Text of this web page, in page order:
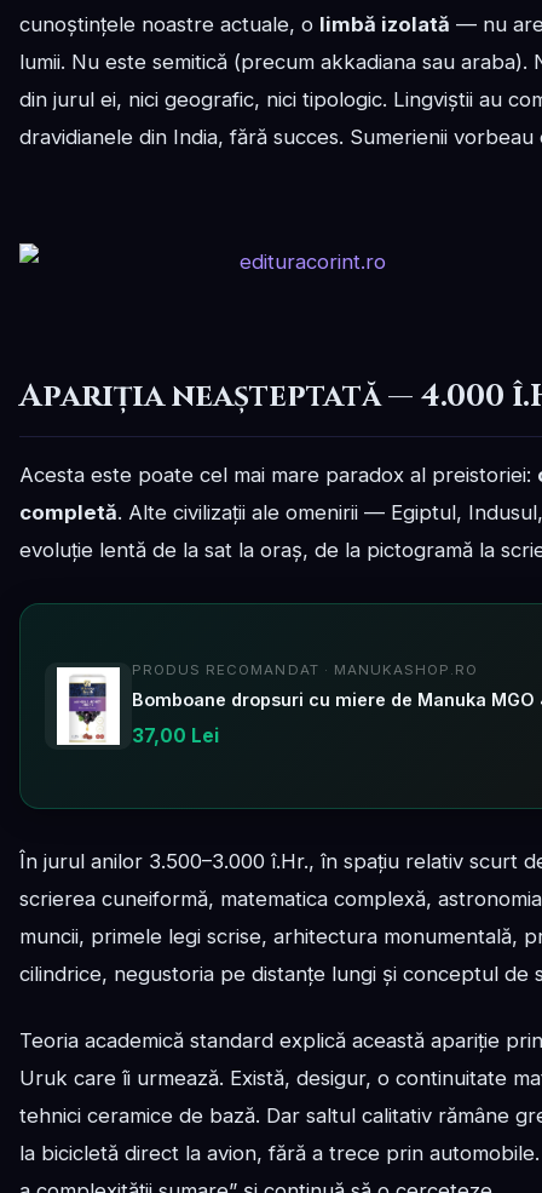
cunoștințele noastre actuale, o limbă izolată — nu are
lumii. Nu este semitică (precum akkadiana sau
din jurul ei, nici geografic, nici tipologic. Lingviștii au
dravidianele din India, fără succes. Sumerienii
Apariția neașteptată — 4.000
Acesta este poate cel mai mare paradox al preistoriei:
completă. Alte civilizații ale omenirii — Egiptul,
evoluție lentă de la sat la oraș, de la pictogramă la
PRODUS RECOMANDAT · MANUKASHOP.RO
37,00 Lei
În jurul anilor 3.500–3.000 î.Hr., în spațiu relativ scurt
scrierea cuneiformă, matematica complexă,
muncii, primele legi scrise, arhitectura monumentală,
cilindrice, negustoria pe distanțe lungi și conceptul
Teoria academică standard explică această apariție
Uruk care îi urmează. Există, desigur, o continuitate
tehnici ceramice de bază. Dar saltul calitativ rămâne
la bicicletă direct la avion, fără a trece prin